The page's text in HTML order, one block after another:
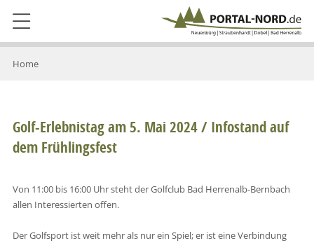
Home
Golf-Erlebnistag am 5. Mai 2024 / Infostand auf
dem Frühlingsfest
Von 11:00 bis 16:00 Uhr steht der Golfclub Bad Herrenalb-Bernbach
allen Interessierten offen.
Der Golfsport ist weit mehr als nur ein Spiel; er ist eine Verbindung